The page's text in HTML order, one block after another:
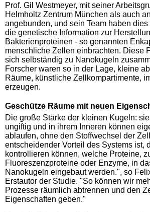
Prof. Gil Westmeyer, mit seiner
Helmholtz Zentrum München als auch
angebunden, und sein Team haben
die genetische Information zur
Bakterienproteinen - so genannten
menschliche Zellen einbrachten. Diese
sich selbständig zu Nanokugeln
Forscher waren so in der Lage, kleine
Räume, künstliche Zellkompartimente,
erzeugen.
Geschütze Räume mit neuen
Die große Stärke der kleinen Kugeln:
ungiftig und in ihrem Inneren können
ablaufen, ohne den Stoffwechsel der
entscheidender Vorteil des Systems ist,
kontrollieren können, welche Proteine,
Fluoreszenzproteine oder Enzyme, in
Nanokugeln eingebaut werden.", so
Erstautor der Studie. "So können wir
Prozesse räumlich abtrennen und den
Eigenschaften geben."